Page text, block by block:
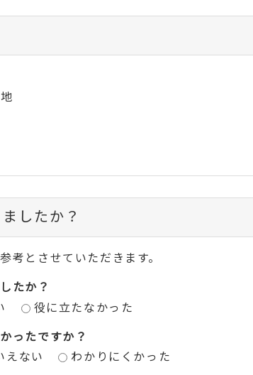
したか？
考とさせていただきます。
たか？
役に立たなかった
ったですか？
えない
わかりにくかった